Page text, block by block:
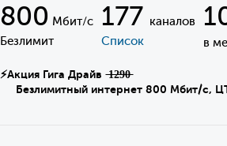
800 Мбит/с
Безлимит
177 каналов
Список
в
⚡Акция Гига Драйв ̶1̶2̶9̶0̶
Безлимитный интернет 800 Мбит/с,